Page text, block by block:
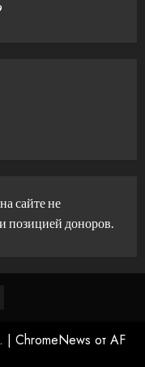
сайте не
позицией доноров.
| ChromeNews от AF